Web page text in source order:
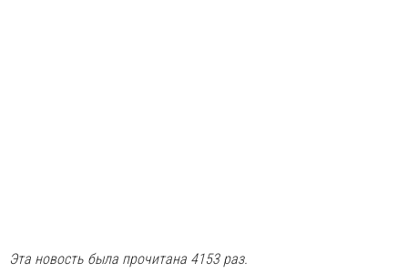
Эта новость была прочитана 4153 раз.